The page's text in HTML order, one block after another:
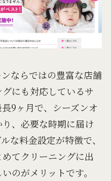
ならではの豊富な店舗
にも対応しているサ
9ヶ月で、シーズンオ
、必要な時期に届け
な料金設定が特徴で、
てクリーニングに出
のがメリットです。